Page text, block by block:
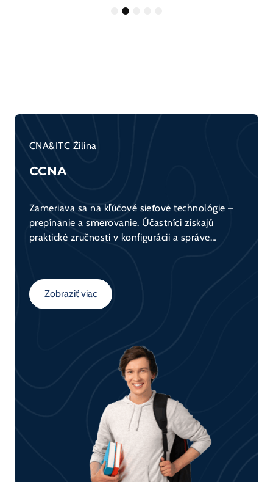
5
CNA&ITC Žilina
CCNA
Zameriava sa na kľúčové sieťové technológie –
prepínanie a smerovanie. Účastníci získajú
praktické zručnosti v konfigurácii a správe
sieťach. Kurz tvorí základ pre všetkých, ktorí sa
chcú venovať sieťovým technológiám.
Zobraziť viac